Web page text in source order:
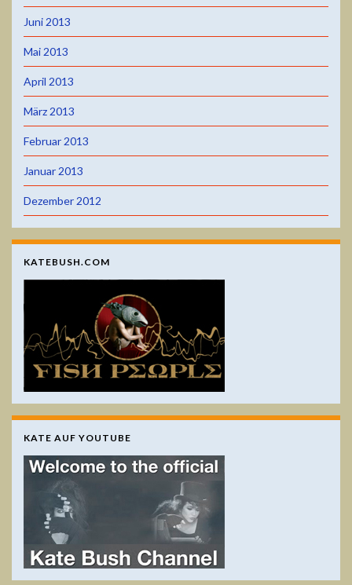
Juni 2013
Mai 2013
April 2013
März 2013
Februar 2013
Januar 2013
Dezember 2012
KATEBUSH.COM
KATE AUF YOUTUBE